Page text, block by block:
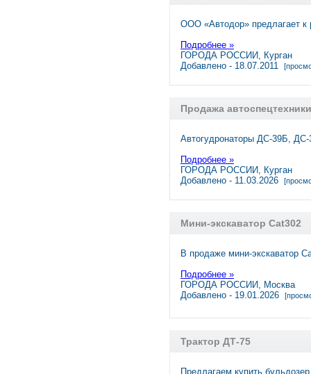
ООО «Автодор» предлагает
Подробнее »
ГОРОДА РОССИИ, Курган
Добавлено - 18.07.2011
Продажа
Автогудронаторы ДС-39Б,
Подробнее »
ГОРОДА РОССИИ, Курган
Добавлено - 11.03.2026
Мини-экскаватор Cat302
В продаже мини-экскаватор
Подробнее »
ГОРОДА РОССИИ, Москва
Добавлено - 19.01.2026
Трактор ДТ-75
Предлагаем купить